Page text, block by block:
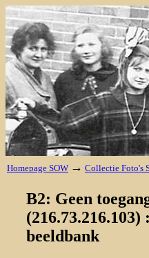
Homepage SOW → Collectie Foto's
B2: Geen
(216.73.216.103)
beeldbank